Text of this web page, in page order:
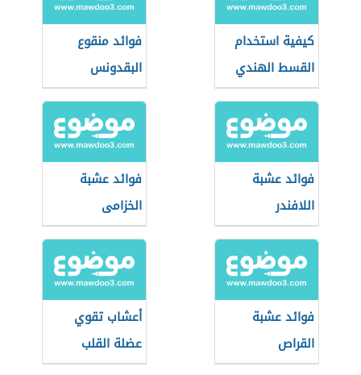
كيفية استخدام
القسط الهندي
فوائد منقوع
البقدونس
فوائد عشبة
اللافندر
فوائد عشبة
الخزامى
فوائد عشبة
القراص
أعشاب تقوي
عضلة القلب